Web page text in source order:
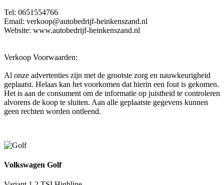
Tel: 0651554766
Email: verkoop@autobedrijf-heinkenszand.nl
Website: www.autobedrijf-heinkenszand.nl
Verkoop Voorwaarden:
Al onze advertenties zijn met de grootste zorg en nauwkeurigheid
geplaatst. Helaas kan het voorkomen dat hierin een fout is gekomen.
Het is aan de consument om de informatie op juistheid te controleren
alvorens de koop te sluiten. Aan alle geplaatste gegevens kunnen
geen rechten worden ontleend.
Volkswagen Golf